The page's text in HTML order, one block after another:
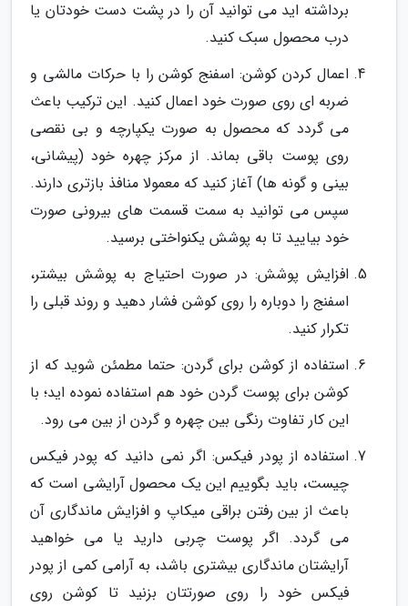
برداشته اید می توانید آن را در پشت دست خودتان یا
درب محصول سبک کنید.
اعمال کردن کوشن: اسفنج کوشن را با حرکات مالشی و
ضربه ای روی صورت خود اعمال کنید. این ترکیب باعث
می گردد که محصول به صورت یکپارچه و بی نقصی
روی پوست باقی بماند. از مرکز چهره خود (پیشانی،
بینی و گونه ها) آغاز کنید که معمولا منافذ بازتری دارند.
سپس می توانید به سمت قسمت های بیرونی صورت
خود بیایید تا به پوشش یکنواختی برسید.
افزایش پوشش: در صورت احتیاج به پوشش بیشتر،
اسفنج را دوباره را روی کوشن فشار دهید و روند قبلی را
تکرار کنید.
استفاده از کوشن برای گردن: حتما مطمئن شوید که از
کوشن برای پوست گردن خود هم استفاده نموده اید؛ با
این کار تفاوت رنگی بین چهره و گردن از بین می رود.
استفاده از پودر فیکس: اگر نمی دانید که پودر فیکس
چیست، باید بگوییم این یک محصول آرایشی است که
باعث از بین رفتن براقی میکاپ و افزایش ماندگاری آن
می گردد. اگر پوست چربی دارید یا می خواهید
آرایشتان ماندگاری بیشتری باشد، به آرامی کمی از پودر
فیکس خود را روی صورتتان بزنید تا کوشن روی